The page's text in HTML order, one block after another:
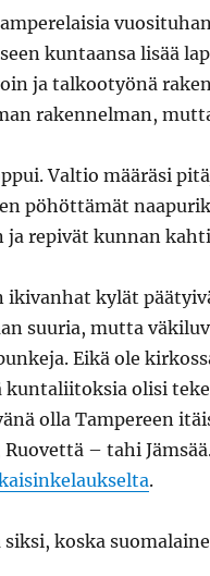
kuntaansa lisää
ja talkootyönä
rakennelman,
Valtio määräsi
pöhöttämät
ja repivät kunnan
ikivanhat kylät
suuria, mutta
Eikä ole
kuntaliitoksia olisi
olla Tampereen
Ruovettä – tahi
.
koska